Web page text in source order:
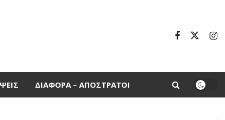
ΔΙΆΦΟΡΑ – ΑΠΌΣΤΡΑΤΟΙ